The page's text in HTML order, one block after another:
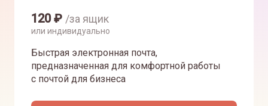
120₽ /за ящик
или индивидуально
Быстрая электронная почта,
предназначенная для комфортной работы
с почтой для бизнеса